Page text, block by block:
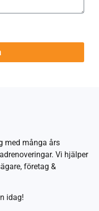
med många års
Vi hjälper
företag &
idag!